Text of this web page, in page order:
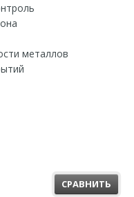
металлов
СРАВНИТЬ